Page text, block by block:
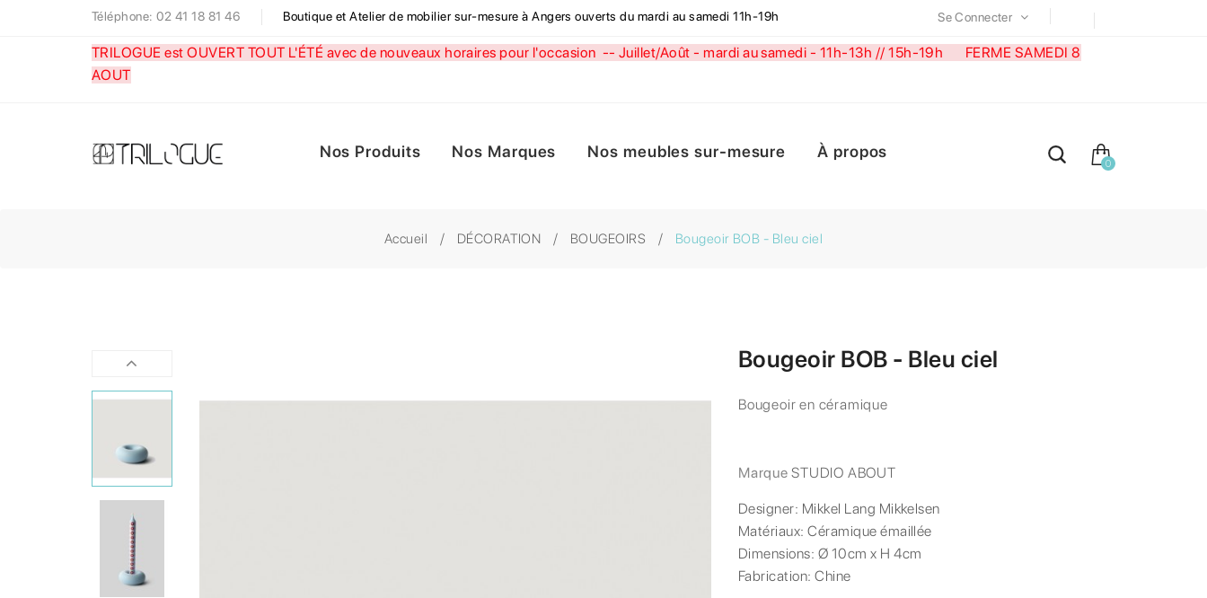
Téléphone: 02 41 18 81 46 Boutique et Atelier de mobilier sur-mesure à Angers ouverts du mardi au samedi 11h-19h Se Connecter
TRILOGUE est OUVERT TOUT L'ÉTÉ avec de nouveaux horaires pour l'occasion -- Juillet/Août - mardi au samedi - 11h-13h // 15h-19h FERME SAMEDI 8
AOUT
Nos Produits Nos Marques Nos meubles sur-mesure À propos
0
Accueil DÉCORATION BOUGEOIRS Bougeoir BOB - Bleu ciel
Bougeoir BOB - Bleu ciel
Bougeoir en céramique
Marque STUDIO ABOUT
Designer: Mikkel Lang Mikkelsen
Matériaux:Céramique émaillée
Dimensions: Ø 10cm x H 4cm
Fabrication:Chine